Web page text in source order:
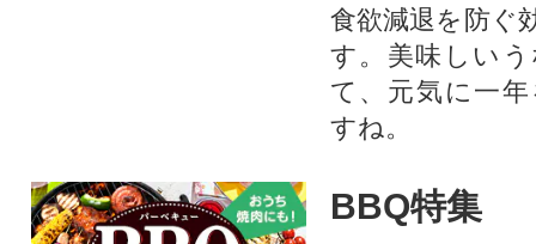
食欲減退を防ぐ
す。美味しい
て、元気に一
すね。
BBQ特集